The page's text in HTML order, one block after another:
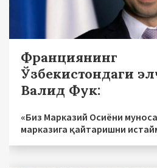
Франциянинг
Ўзбекистондаги
Валид Фук:
«Биз Марказий Осиёни
марказига қайтаришни